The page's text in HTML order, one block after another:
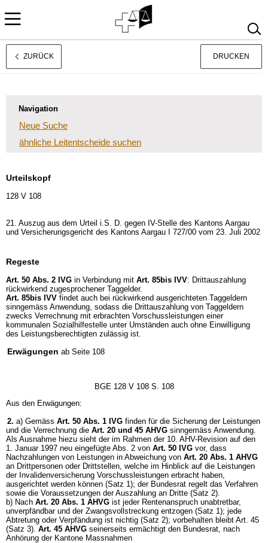
Rechtsprechung
ZURÜCK DRUCKEN
Navigation
Neue Suche
ähnliche Leitentscheide suchen
Urteilskopf
128 V 108
21. Auszug aus dem Urteil i.S. D. gegen IV-Stelle des Kantons Aargau
und Versicherungsgericht des Kantons Aargau I 727/00 vom 23. Juli 2002
Regeste
Art. 50 Abs. 2 IVG in Verbindung mit Art. 85bis IVV: Drittauszahlung
rückwirkend zugesprochener Taggelder.
Art. 85bis IVV findet auch bei rückwirkend ausgerichteten Taggeldern
sinngemäss Anwendung, sodass die Drittauszahlung von Taggeldern
zwecks Verrechnung mit erbrachten Vorschussleistungen einer
kommunalen Sozialhilfestelle unter Umständen auch ohne Einwilligung
des Leistungsberechtigten zulässig ist.
Erwägungen ab Seite 108
BGE 128 V 108 S. 108
Aus den Erwägungen:
2. a) Gemäss Art. 50 Abs. 1 IVG finden für die Sicherung der Leistungen
und die Verrechnung die Art. 20 und 45 AHVG sinngemäss Anwendung.
Als Ausnahme hiezu sieht der im Rahmen der 10. AHV-Revision auf den
1. Januar 1997 neu eingefügte Abs. 2 von Art. 50 IVG vor, dass
Nachzahlungen von Leistungen in Abweichung von Art. 20 Abs. 1 AHVG
an Drittpersonen oder Drittstellen, welche im Hinblick auf die Leistungen
der Invalidenversicherung Vorschussleistungen erbracht haben,
ausgerichtet werden können (Satz 1); der Bundesrat regelt das Verfahren
sowie die Voraussetzungen der Auszahlung an Dritte (Satz 2).
b) Nach Art. 20 Abs. 1 AHVG ist jeder Rentenanspruch unabtretbar,
unverpfändbar und der Zwangsvollstreckung entzogen (Satz 1); jede
Abtretung oder Verpfändung ist nichtig (Satz 2); vorbehalten bleibt Art. 45
(Satz 3). Art. 45 AHVG seinerseits ermächtigt den Bundesrat, nach
Anhörung der Kantone Massnahmen